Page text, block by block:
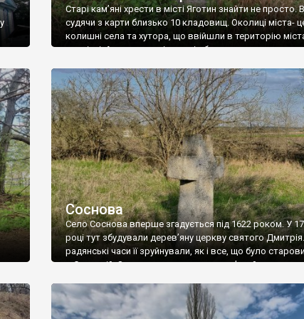
млинів на Росі та її притоках. На особливу увагу
,Буках. У тих же Буках розташований один із
значною популярністю користується селоКовалівказа свій по-
Особливою славою користуються краєвиди
і гористо-кам’янисті пейзажі долини Росі (Глибічка,
області надпопулярною є красуняДесна– рай для рибалок
Старі кам’яні хрести в місті Яготин знайти не просто. В
судячи з карти близько 10 кладовищ. Околиці міста-
колишні села та хутора, що ввійшли в територію
столітті. А в кожному із тих сіл було своє кладовище.
Козловщанському кладовищі. Хрести були заросші
[…]
ще
Соснова
Село Соснова вперше згадується під 1622 роком. У
році тут збудували дерев’яну церкву святого
радянські часи її зруйнували, як і все, що було
в Сосновій. Залишився лише один кам’яний хрест на